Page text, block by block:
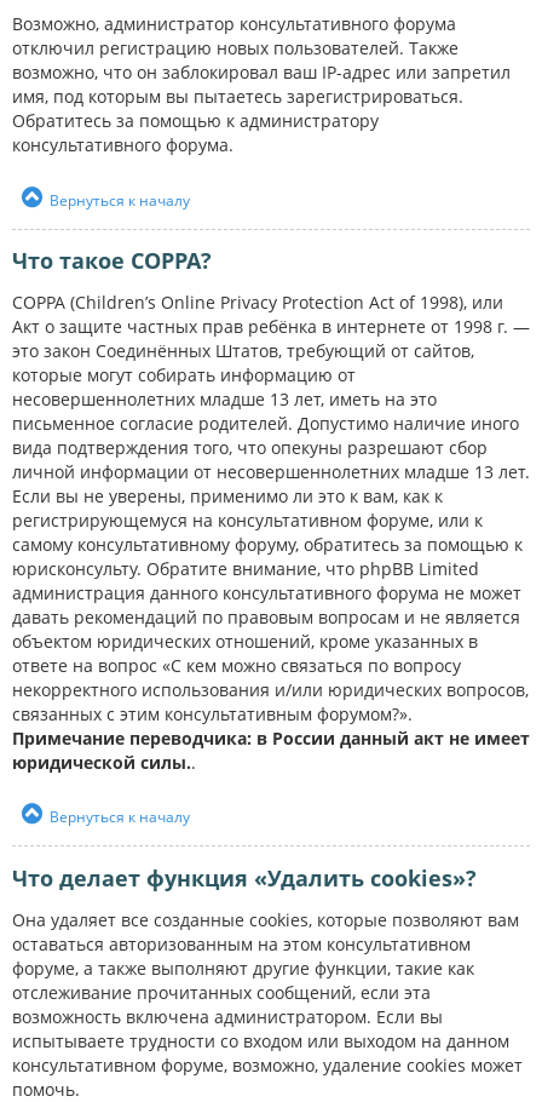
Возможно, администратор консультативного форума
отключил регистрацию новых пользователей. Также
возможно, что он заблокировал ваш IP-адрес или запретил
имя, под которым вы пытаетесь зарегистрироваться.
Обратитесь за помощью к администратору
консультативного форума.
Вернуться к началу
Что такое COPPA?
COPPA (Children’s Online Privacy Protection Act of 1998), или
Акт о защите частных прав ребёнка в интернете от 1998 г. —
это закон Соединённых Штатов, требующий от сайтов,
которые могут собирать информацию от
несовершеннолетних младше 13 лет, иметь на это
письменное согласие родителей. Допустимо наличие иного
вида подтверждения того, что опекуны разрешают сбор
личной информации от несовершеннолетних младше 13 лет.
Если вы не уверены, применимо ли это к вам, как к
регистрирующемуся на консультативном форуме, или к
самому консультативному форуму, обратитесь за помощью к
юрисконсульту. Обратите внимание, что phpBB Limited
администрация данного консультативного форума не может
давать рекомендаций по правовым вопросам и не является
объектом юридических отношений, кроме указанных в
ответе на вопрос «С кем можно связаться по вопросу
некорректного использования и/или юридических вопросов,
связанных с этим консультативным форумом?».
Примечание переводчика: в России данный акт не имеет
юридической силы..
Вернуться к началу
Что делает функция «Удалить cookies»?
Она удаляет все созданные cookies, которые позволяют вам
оставаться авторизованным на этом консультативном
форуме, а также выполняют другие функции, такие как
отслеживание прочитанных сообщений, если эта
возможность включена администратором. Если вы
испытываете трудности со входом или выходом на данном
консультативном форуме, возможно, удаление cookies может
помочь.